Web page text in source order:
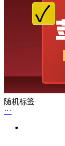
随机标签